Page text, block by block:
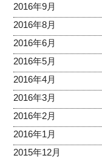
2016年9月
2016年8月
2016年6月
2016年5月
2016年4月
2016年3月
2016年2月
2016年1月
2015年12月